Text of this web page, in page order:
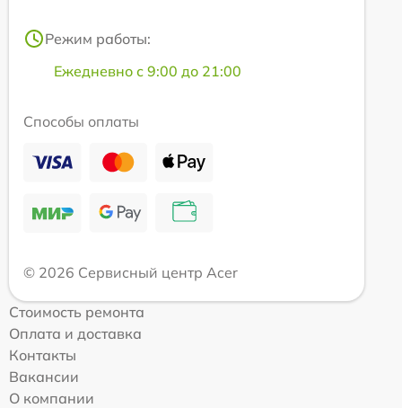
Режим работы:
Ежедневно с 9:00 до 21:00
Способы оплаты
© 2026 Сервисный центр Acer
Стоимость ремонта
Оплата и доставка
Контакты
Вакансии
О компании